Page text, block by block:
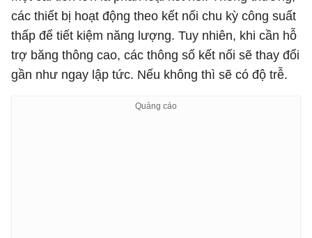
các thiết bị hoạt động theo kết nối chu kỳ công suất
thấp để tiết kiệm năng lượng. Tuy nhiên, khi cần hỗ
trợ băng thông cao, các thông số kết nối sẽ thay đổi
gần như ngay lập tức. Nếu không thì sẽ có độ trễ.